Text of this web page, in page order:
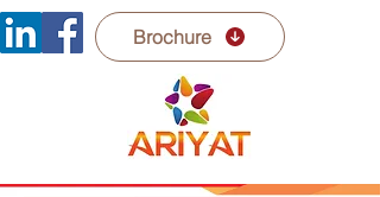
Brochure